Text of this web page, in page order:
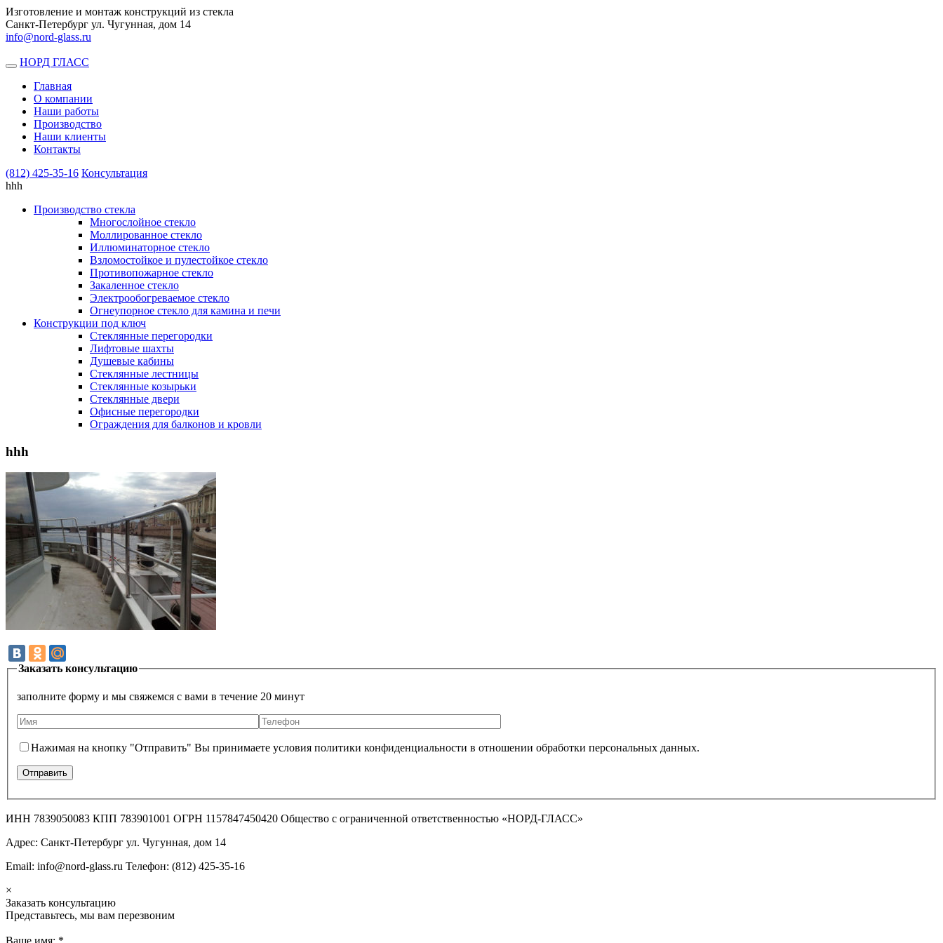
Изготовление и монтаж конструкций из стекла
Санкт-Петербург ул. Чугунная, дом 14
info@nord-glass.ru
Toggle
navigation
НОРД ГЛАСС
Главная
О компании
Наши работы
Производство
Наши клиенты
Контакты
(812) 425-35-16 Консультация
hhh
Производство стекла
Многослойное стекло
Моллированное стекло
Иллюминаторное стекло
Взломостойкое и пулестойкое стекло
Противопожарное стекло
Закаленное стекло
Электрообогреваемое стекло
Огнеупорное стекло для камина и печи
Конструкции под ключ
Стеклянные перегородки
Лифтовые шахты
Душевые кабины
Cтеклянные лестницы
Cтеклянные козырьки
Cтеклянные двери
Офисные перегородки
Ограждения для балконов и кровли
hhh
Заказать консультацию
заполните форму и мы свяжемся с вами в течение 20 минут
Нажимая на кнопку "Отправить" Вы принимаете условия политики конфиденциальности в отношении обработки персональных данных.
ИНН 7839050083 КПП 783901001 ОГРН 1157847450420 Общество с ограниченной ответственностью «НОРД-ГЛАСС»
Адрес: Санкт-Петербург ул. Чугунная, дом 14
Email: info@nord-glass.ru Телефон: (812) 425-35-16
×
Заказать консультацию
Представьтесь, мы вам перезвоним
Ваше имя: *